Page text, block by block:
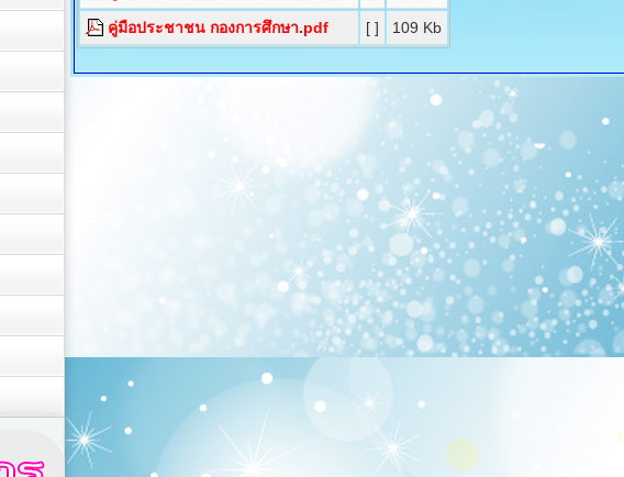
คู่มือประชาชน กองการศึกษา.pdf [ ] 109 Kb